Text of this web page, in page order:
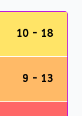
10 - 18
9 - 13